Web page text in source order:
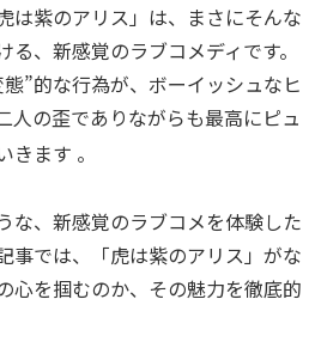
は紫のアリス」は、まさにそんな
、新感覚のラブコメディです。
”的な行為が、ボーイッシュなヒ
人の歪でありながらも最高にピュ
きます 。
な、新感覚のラブコメを体験した
事では、「虎は紫のアリス」がな
心を掴むのか、その魅力を徹底的